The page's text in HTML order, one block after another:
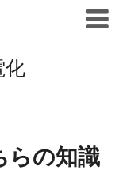
化
らの知識